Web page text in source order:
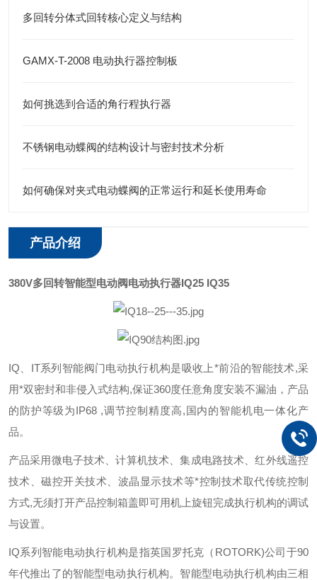
多回转分体式回转核心定义与结构
GAMX-T-2008 电动执行器控制板
如何挑选到合适的角行程执行器
不锈钢电动蝶阀的结构设计与密封技术分析
如何确保对夹式电动蝶阀的正常运行和延长使用寿命
产品介绍
380V多回转智能型电动阀电动执行器IQ25 IQ35
IQ 、IT系列智能阀门电动执行机构是吸收上*前沿的智能技术,采
用*双密封和非侵入式结构,保证360度任意角度安装不漏油，产品
的防护等级为IP68 ,调节控制精度高,国内的智能机电一体化产
品。
产品采用微电子技术、计算机技术、集成电路技术、红外线遥控
技术、磁控开关技术、波晶显示技术等*控制技术取代传统控制
方式,无须打开产品控制箱盖即可用机上旋钮完成执行机构的调试
与设置。
IQ系列智能电动执行机构是指英国罗托克（ROTORK)公司于90
年代推出了的智能型电动执行机构。智能型电动执行机构由三相